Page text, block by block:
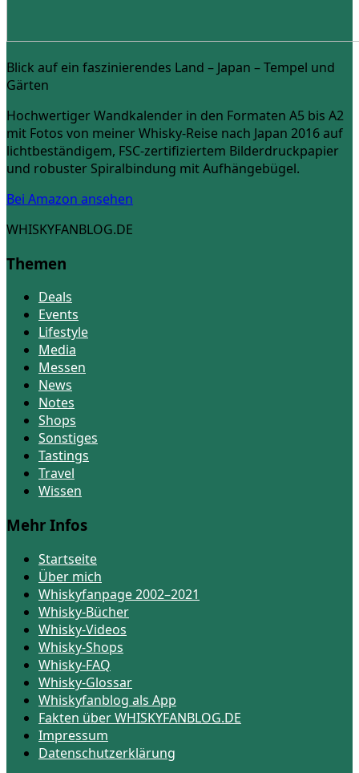
Blick auf ein faszinierendes Land – Japan – Tempel und
Gärten
Hochwertiger Wandkalender in den Formaten A5 bis A2
mit Fotos von meiner Whisky-Reise nach Japan 2016 auf
lichtbeständigem, FSC-zertifiziertem Bilderdruckpapier
und robuster Spiralbindung mit Aufhängebügel.
Bei Amazon ansehen
WHISKYFANBLOG.DE
Themen
Deals
Events
Lifestyle
Media
Messen
News
Notes
Shops
Sonstiges
Tastings
Travel
Wissen
Mehr Infos
Startseite
Über mich
Whiskyfanpage 2002–2021
Whisky-Bücher
Whisky-Videos
Whisky-Shops
Whisky-FAQ
Whisky-Glossar
Whiskyfanblog als App
Fakten über WHISKYFANBLOG.DE
Impressum
Datenschutzerklärung